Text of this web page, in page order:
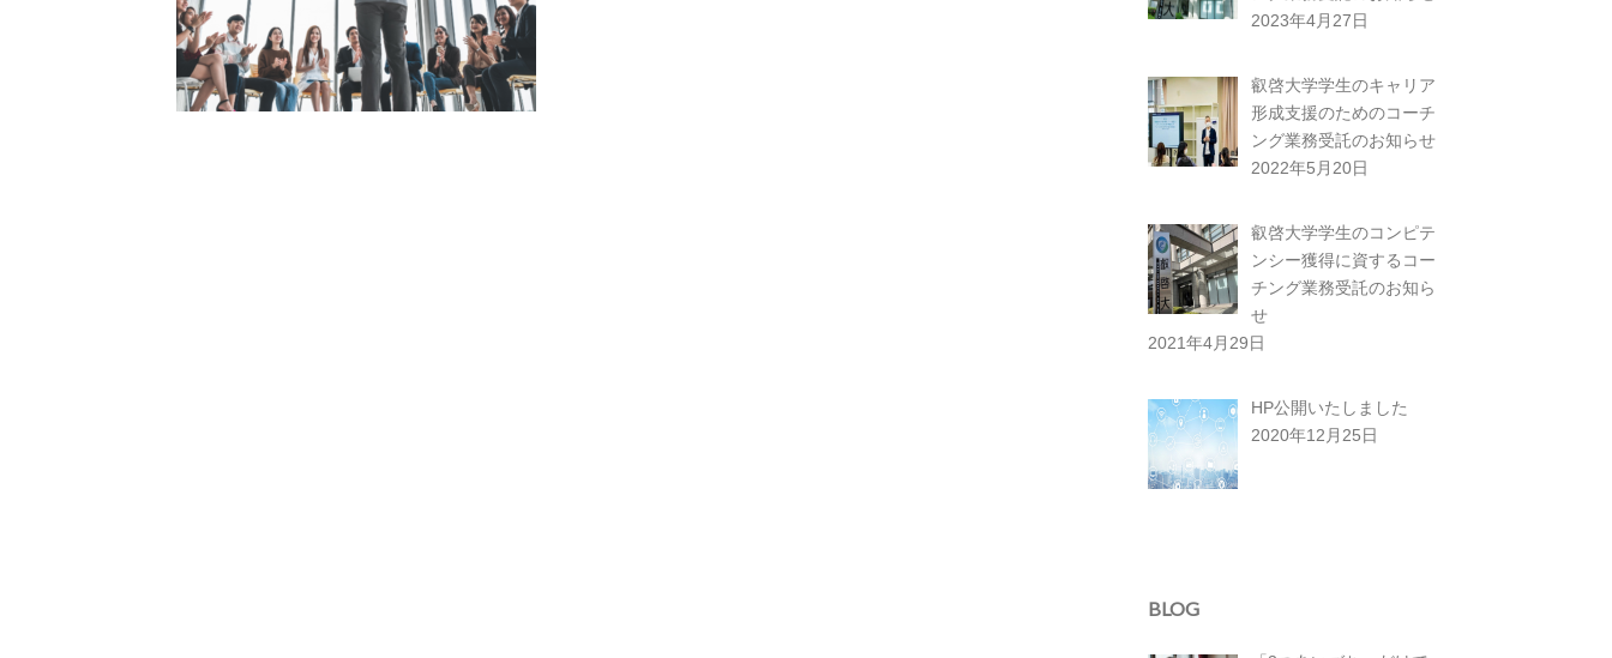
2023年4月27日
叡啓大学学生のキャリア
形成支援のためのコーチ
ング業務受託のお知らせ
2022年5月20日
叡啓大学学生のコンピテ
ンシー獲得に資するコー
チング業務受託のお知ら
せ
2021年4月29日
HP公開いたしました
2020年12月25日
BLOG